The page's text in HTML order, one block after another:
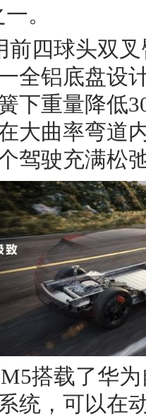
。
前四球头双
全铝底盘设
下重量降低
大曲率弯道
驾驶充满松
搭载了华
统，可以在